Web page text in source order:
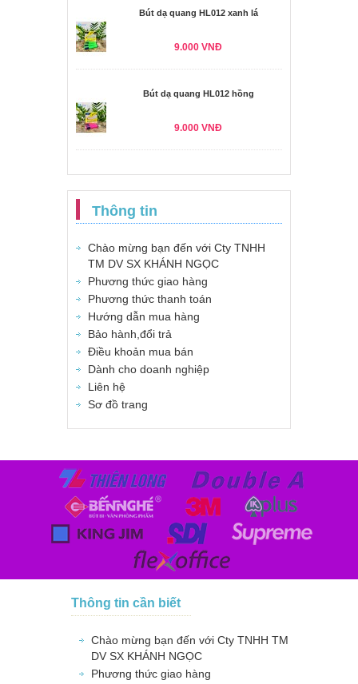
Bút dạ quang HL012 xanh lá
9.000 VNĐ
Bút dạ quang HL012 hồng
9.000 VNĐ
Thông tin
Chào mừng bạn đến với Cty TNHH
TM DV SX KHÁNH NGỌC
Phương thức giao hàng
Phương thức thanh toán
Hướng dẫn mua hàng
Bảo hành,đổi trả
Điều khoản mua bán
Dành cho doanh nghiệp
Liên hệ
Sơ đồ trang
Thông tin cần biết
Chào mừng bạn đến với Cty TNHH TM
DV SX KHÁNH NGỌC
Phương thức giao hàng